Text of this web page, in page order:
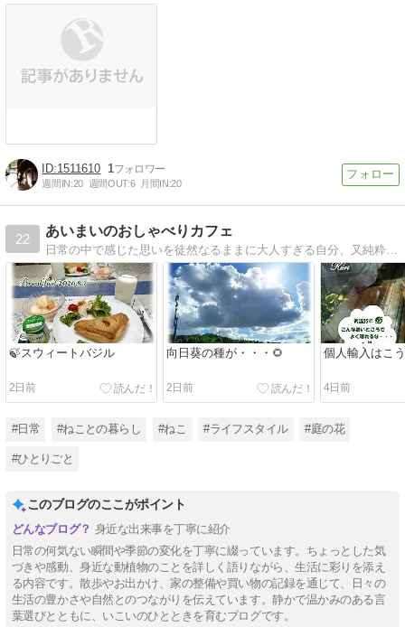
1511610 1
週間IN:20 週間OUT:6 月間IN:20
22
あいまいのおしゃべりカフェ
日常の中で感じた思いを徒然なるままに大人すぎる自分、又純粋すぎる自分を日々腹立たしく思ったり愛おしく思うことも
🍃スウィートバジル
2日前
向日葵の種が・・・🌻
2日前
個人輸入はこ
4日前
#日常 #ねことの暮らし #ねこ #ライフスタイル #庭の花
#ひとりごと
このブログのここがポイント
身近な出来事を丁寧に紹介
日常の何気ない瞬間や季節の変化を丁寧に綴っています。ちょっとした気
づきや感動、身近な動植物のことを詳しく語りながら、生活に彩りを添え
る内容です。散歩やお出かけ、家の整備や買い物の記録を通じて、日々の
生活の豊かさや自然とのつながりを伝えています。静かで温かみのある言
葉選びとともに、いこいのひとときを育むブログです。